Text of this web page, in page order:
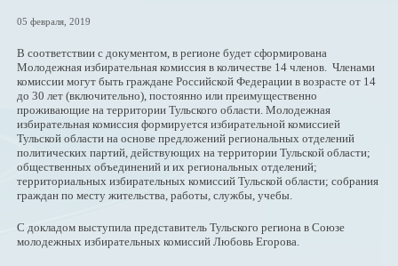
05 февраля, 2019
В соответствии с документом, в регионе будет сформирована
Молодежная избирательная комиссия в количестве 14 членов. Членами
комиссии могут быть граждане Российской Федерации в возрасте от 14
до 30 лет (включительно), постоянно или преимущественно
проживающие на территории Тульского области. Молодежная
избирательная комиссия формируется избирательной комиссией
Тульской области на основе предложений региональных отделений
политических партий, действующих на территории Тульской области;
общественных объединений и их региональных отделений;
территориальных избирательных комиссий Тульской области; собрания
граждан по месту жительства, работы, службы, учебы.
С докладом выступила представитель Тульского региона в Союзе
молодежных избирательных комиссий Любовь Егорова.